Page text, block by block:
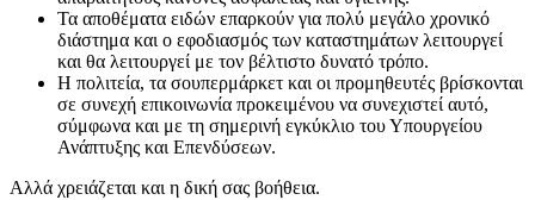
Τα αποθέματα ειδών επαρκούν για πολύ μεγάλο χρονικό
διάστημα και ο εφοδιασμός των καταστημάτων λειτουργεί
και θα λειτουργεί με τον βέλτιστο δυνατό τρόπο.
Η πολιτεία, τα σουπερμάρκετ και οι προμηθευτές βρίσκονται
σε συνεχή επικοινωνία προκειμένου να συνεχιστεί αυτό,
σύμφωνα και με τη σημερινή εγκύκλιο του Υπουργείου
Ανάπτυξης και Επενδύσεων.
Αλλά χρειάζεται και η δική σας βοήθεια.